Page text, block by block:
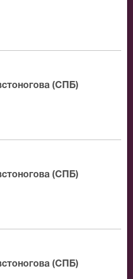
билет и утвердит
Утренний
ожидайте доставку по
х часов. Бесплатная
в пределах МКАД
Оплатить
(СПБ)
(СПБ)
(СПБ)